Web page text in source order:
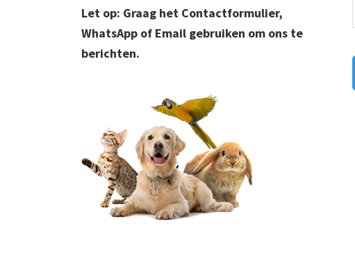
Let op: Graag het Contactformulier,
WhatsApp of Email gebruiken om ons te
berichten.